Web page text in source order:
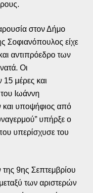
στον Δήμο
Σοφιανόπουλος είχε
αντιπρόεδρο των
Οι
15 μέρες και
Ιωάννη
υποψήφιος από
υπήρξε ο
υπερίσχυσε του
9ης Σεπτεμβρίου
των αριστερών